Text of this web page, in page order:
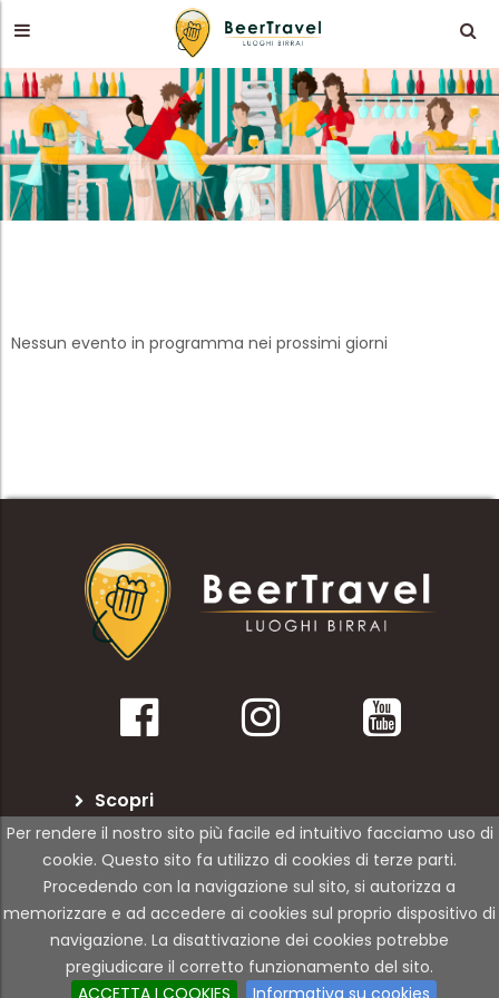
Per rendere il nostro sito più facile ed intuitivo facciamo uso di
cookie. Questo sito fa utilizzo di cookies di terze parti.
Procedendo con la navigazione sul sito, si autorizza a
memorizzare e ad accedere ai cookies sul proprio dispositivo di
navigazione. La disattivazione dei cookies potrebbe
pregiudicare il corretto funzionamento del sito.
ACCETTA I COOKIES
Informativa su cookies
Nessun evento in programma nei prossimi giorni
Scopri
BeerTravel
Per le attività
© Copyright 2021 | 01Rabbit | All Rights Reserved